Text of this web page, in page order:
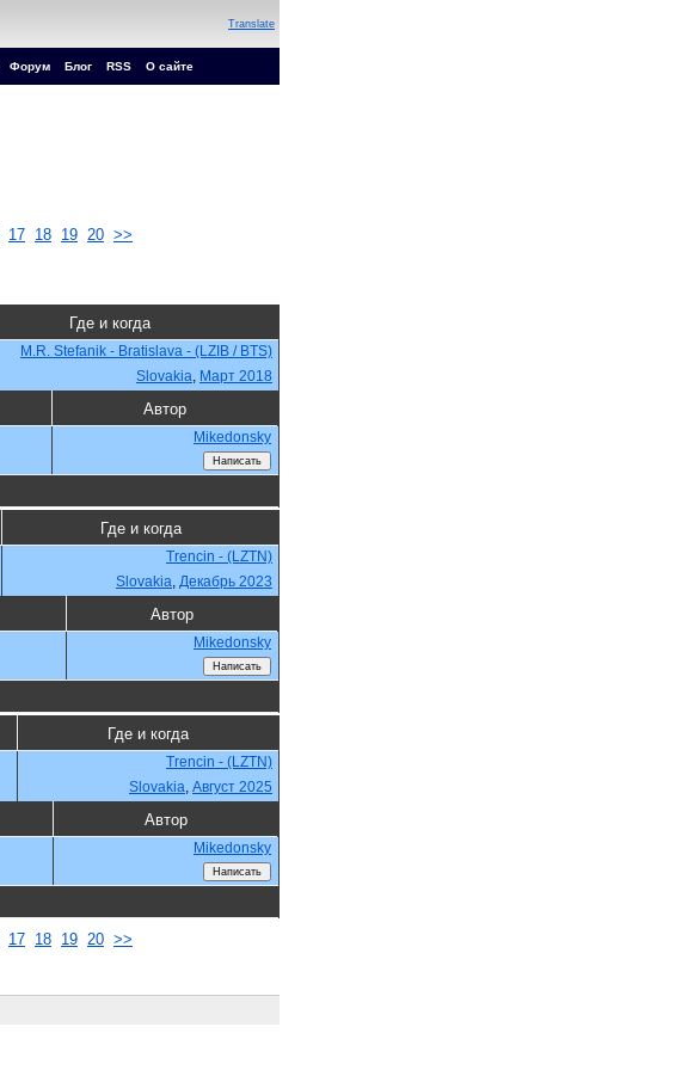
Translate
Форум Блог RSS О сайте
17 18 19 20 >>
Где и когда
M.R. Stefanik - Bratislava - (LZIB / BTS)
Slovakia, Март 2018
Автор
Mikedonsky
Где и когда
Trencin - (LZTN)
Slovakia, Декабрь 2023
Автор
Mikedonsky
Где и когда
Trencin - (LZTN)
Slovakia, Август 2025
Автор
Mikedonsky
17 18 19 20 >>